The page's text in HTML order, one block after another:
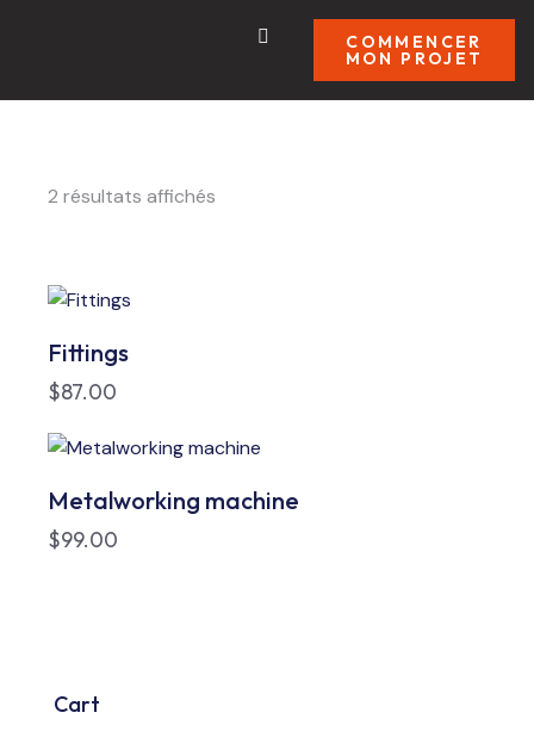
COMMENCER
MON PROJET
2 résultats affichés
Fittings
$87.00
Metalworking machine
$99.00
Cart